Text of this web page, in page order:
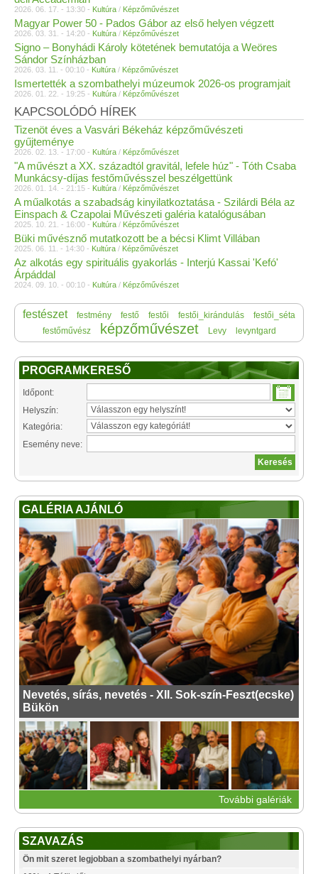
2026. 06. 17. - 13:30 - Kultúra / Képzőművészet
Magyar Power 50 - Pados Gábor az első helyen végzett
2026. 03. 31. - 14:20 - Kultúra / Képzőművészet
Signo – Bonyhádi Károly kötetének bemutatója a Weöres
Sándor Színházban
2026. 03. 11. - 00:10 - Kultúra / Képzőművészet
Ismertették a szombathelyi múzeumok 2026-os programjait
2026. 01. 22. - 19:25 - Kultúra / Képzőművészet
KAPCSOLÓDÓ HÍREK
Tizenöt éves a Vasvári Békeház képzőművészeti
gyűjteménye
2026. 02. 13. - 17:00 - Kultúra / Képzőművészet
"A művészt a XX. századtól gravitál, lefele húz" - Tóth Csaba
Munkácsy-díjas festőművésszel beszélgettünk
2026. 01. 14. - 21:15 - Kultúra / Képzőművészet
A műalkotás a szabadság kinyilatkoztatása - Szilárdi Béla az
Einspach & Czapolai Művészeti galéria katalógusában
2025. 10. 21. - 16:00 - Kultúra / Képzőművészet
Büki művésznő mutatkozott be a bécsi Klimt Villában
2025. 06. 11. - 14:30 - Kultúra / Képzőművészet
Az alkotás egy spirituális gyakorlás - Interjú Kassai 'Kefó'
Árpáddal
2024. 09. 10. - 00:10 - Kultúra / Képzőművészet
festészet festmény festő festői festői_kirándulás
festői_séta
festőművész
képzőművészet Levy levyntgard
PROGRAMKERESŐ
Időpont:
Helyszín:
Kategória:
Esemény neve:
GALÉRIA AJÁNLÓ
Nevetés, sírás, nevetés - XII. Sok-szín-Feszt(ecske)
Bükön
További galériák
SZAVAZÁS
Ön mit szeret legjobban a szombathelyi nyárban?